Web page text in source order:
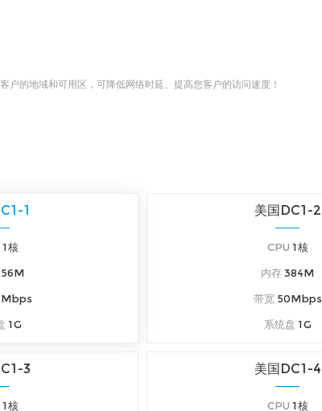
户的地域和可用区，可降低网络时延、提高您客户的访问速度！
1
1核
1G
美国DC1-2
CPU 1核
内存 384M
带宽 50Mbps
系统盘 1G
3
1核
美国DC1-4
CPU 1核